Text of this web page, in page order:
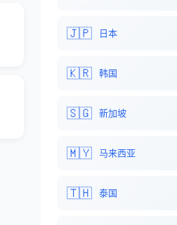
🇯🇵 日本
🇰🇷 韩国
🇸🇬 新加坡
🇲🇾 马来西亚
🇹🇭 泰国